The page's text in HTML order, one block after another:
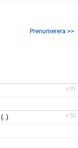
Prenumerera >>
v.31
v.32
(..)